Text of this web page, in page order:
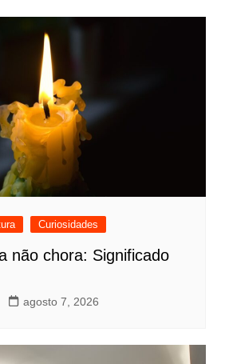
Curiosidades
não chora: Significado
agosto 7, 2026